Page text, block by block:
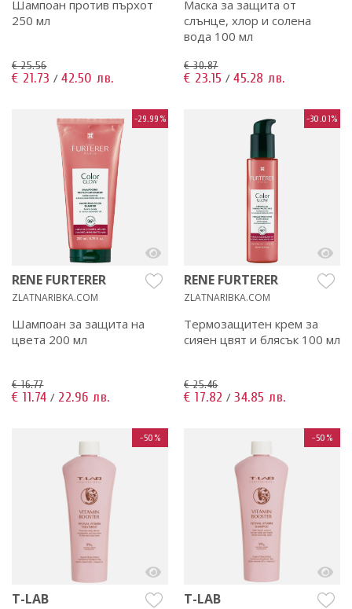
Шампоан против пърхот
250 мл
€ 25.56
€ 21.73 / 42.50 лв.
Маска за защита от
слънце, хлор и солена
вода 100 мл
€ 30.87
€ 23.15 / 45.28 лв.
-29.99%
RENE FURTERER
ZLATNARIBKA.COM
Шампоан за защита на
цвета 200 мл
€ 16.77
€ 11.74 / 22.96 лв.
-30.01%
RENE FURTERER
ZLATNARIBKA.COM
Термозащитен крем за
сияен цвят и блясък 100 мл
€ 25.46
€ 17.82 / 34.85 лв.
-50%
T-LAB
-50%
T-LAB